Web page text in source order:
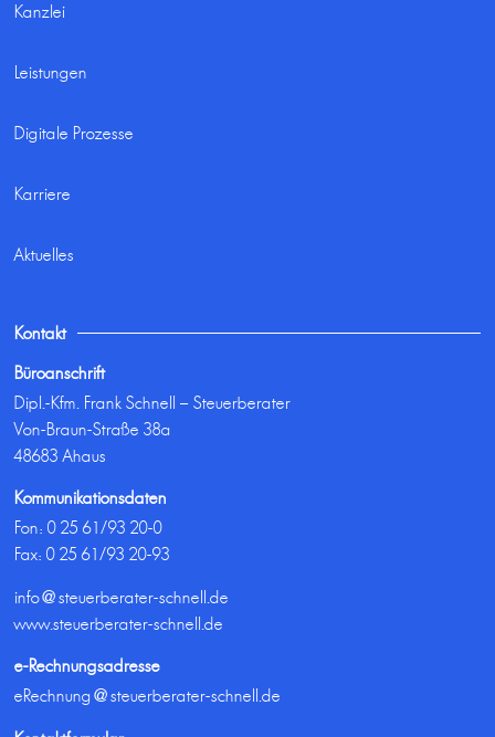
Kanzlei
Leistungen
Digitale Prozesse
Karriere
Aktuelles
Kontakt
Büroanschrift
Dipl.-Kfm. Frank Schnell – Steuerberater
Von-Braun-Straße 38a
48683 Ahaus
Kommunikationsdaten
Fon:0 25 61/93 20-0
Fax: 0 25 61/93 20-93
info@steuerberater-schnell.de
www.steuerberater-schnell.de
e-Rechnungsadresse
eRechnung@steuerberater-schnell.de